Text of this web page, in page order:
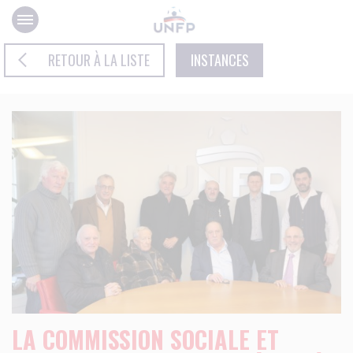
Panneau de gestion des cookies
RETOUR À LA LISTE INSTANCES
LA COMMISSION SOCIALE ET